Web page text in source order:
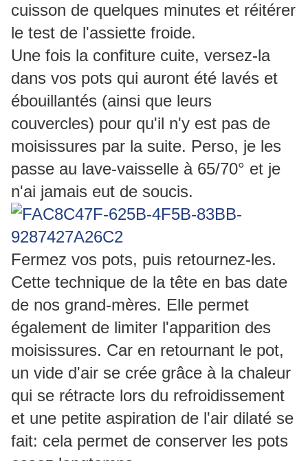
cuisson de quelques minutes et réitérer
le test de l'assiette froide.
Une fois la confiture cuite, versez-la
dans vos pots qui auront été lavés et
ébouillantés (ainsi que leurs
couvercles) pour qu'il n'y est pas de
moisissures par la suite. Perso, je les
passe au lave-vaisselle à 65/70° et je
n'ai jamais eut de soucis.
Fermez vos pots, puis retournez-les.
Cette technique de la tête en bas date
de nos grand-mères. Elle permet
également de limiter l'apparition des
moisissures. Car en retournant le pot,
un vide d'air se crée grâce à la chaleur
qui se rétracte lors du refroidissement
et une petite aspiration de l'air dilaté se
fait: cela permet de conserver les pots